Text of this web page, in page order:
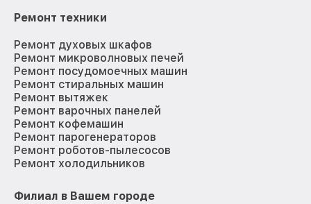
Ремонт техники
Ремонт духовых шкафов
Ремонт микроволновых печей
Ремонт посудомоечных машин
Ремонт стиральных машин
Ремонт вытяжек
Ремонт варочных панелей
Ремонт кофемашин
Ремонт парогенераторов
Ремонт роботов-пылесосов
Ремонт холодильников
Филиал в Вашем городе